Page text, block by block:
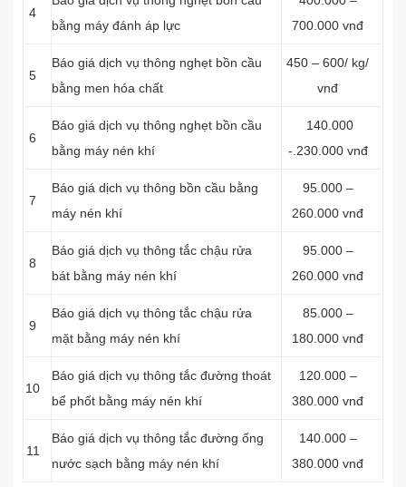
4
bằng máy đánh áp lực
700.000 vnđ
5
Báo giá dịch vụ thông nghẹt bồn cầu
bằng men hóa chất
450 – 600/ kg/
vnđ
6
Báo giá dịch vụ thông nghẹt bồn cầu
bằng máy nén khí
140.000
-.230.000 vnđ
7
Báo giá dịch vụ thông bồn cầu bằng
máy nén khí
95.000 –
260.000 vnđ
8
Báo giá dịch vụ thông tắc chậu rửa
bát bằng máy nén khí
95.000 –
260.000 vnđ
9
Báo giá dịch vụ thông tắc chậu rửa
mặt bằng máy nén khí
85.000 –
180.000 vnđ
10
Báo giá dịch vụ thông tắc đường thoát
bể phốt bằng máy nén khí
120.000 –
380.000 vnđ
11
Báo giá dịch vụ thông tắc đường ống
nước sạch bằng máy nén khí
140.000 –
380.000 vnđ